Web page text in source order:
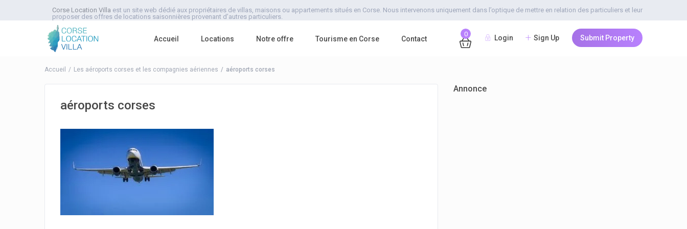
Corse Location Villa est un site web dédié aux propriétaires de villas, maisons ou appartements situés en Corse. Nous intervenons uniquement dans l’optique de mettre en relation des particuliers et leur
proposer des offres de locations saisonnières provenant d’autres particuliers.
0 Login Sign Up Submit Property
Accueil Locations Notre offre Tourisme en Corse Contact
Accueil Les aéroports corses et les compagnies aériennes aéroports corses
aéroports corses
Annonce